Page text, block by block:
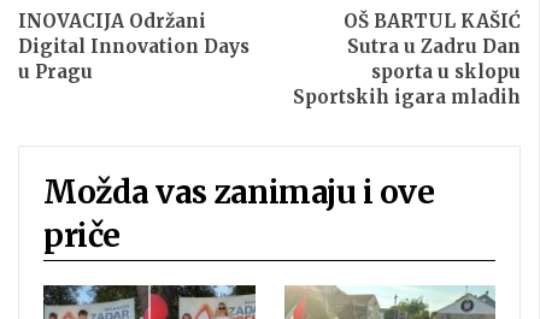
INOVACIJA Održani
Digital Innovation Days
u Pragu
OŠ BARTUL KAŠIĆ
Sutra u Zadru Dan
sporta u sklopu
Sportskih igara mladih
Možda vas zanimaju i ove
priče